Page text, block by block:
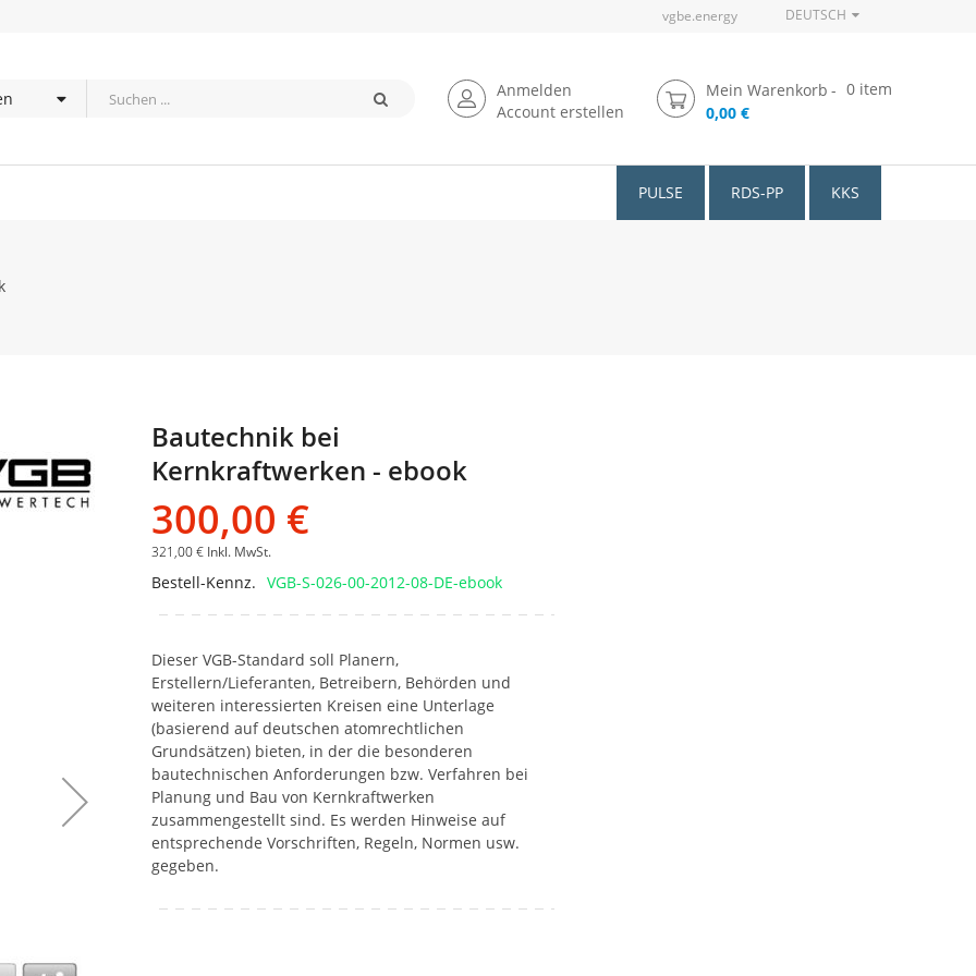
vgbe.energy DEUTSCH
Anmelden
Account erstellen
Mein Warenkorb 0 item
0,00 €
PULSE RDS-PP KKS
Anfang
springen
Bautechnik bei
Kernkraftwerken - ebook
300,00 €
321,00 € Inkl. MwSt.
Bestell-Kennz. VGB-S-026-00-2012-08-DE-ebook
Dieser VGB-Standard soll Planern,
Erstellern/Lieferanten, Betreibern, Behörden und
weiteren interessierten Kreisen eine Unterlage
(basierend auf deutschen atomrechtlichen
Grundsätzen) bieten, in der die besonderen
bautechnischen Anforderungen bzw. Verfahren bei
Planung und Bau von Kernkraftwerken
zusammengestellt sind. Es werden Hinweise auf
entsprechende Vorschriften, Regeln, Normen usw.
gegeben.